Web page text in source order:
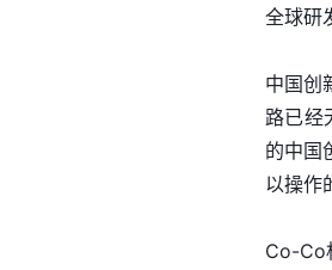
全球研
中国创
路已经
的中国
以操作
Co-Co